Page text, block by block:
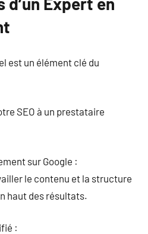
est un élément clé du
SEO à un prestataire
sur Google :
le contenu et la structure
haut des résultats.
: